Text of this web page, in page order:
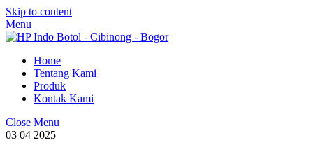
Skip to content
Menu
Home
Tentang Kami
Produk
Kontak Kami
Close Menu
03 04 2025